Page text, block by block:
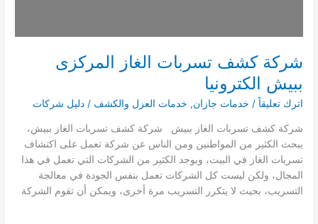
شركة كشف تسربات الغاز المركزى
ببيش الكترونيا
اترك تعليقاً / خدمات جازان, خدمات العزل والكشف /دليل شركات
شركة كشف تسربات الغاز ببيش شركة كشف تسربات الغاز ببيش،
يبحث الكثير من المواطنين ومن الناس عن شركة تعمل على اكتشاف
تسربات الغاز في البيت، ويوجد الكثير من الشركات التي تعمل في هذا
المجال، ولكن ليست كل الشركات تعمل بنفس الجودة في معالجة
التسريب، بحيث لا يتكرر التسريب مرة أخرى، ويمكن أن تقوم الشركة